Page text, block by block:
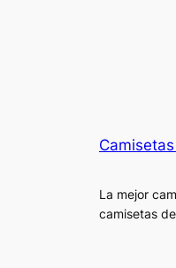
La mejor
camisetas